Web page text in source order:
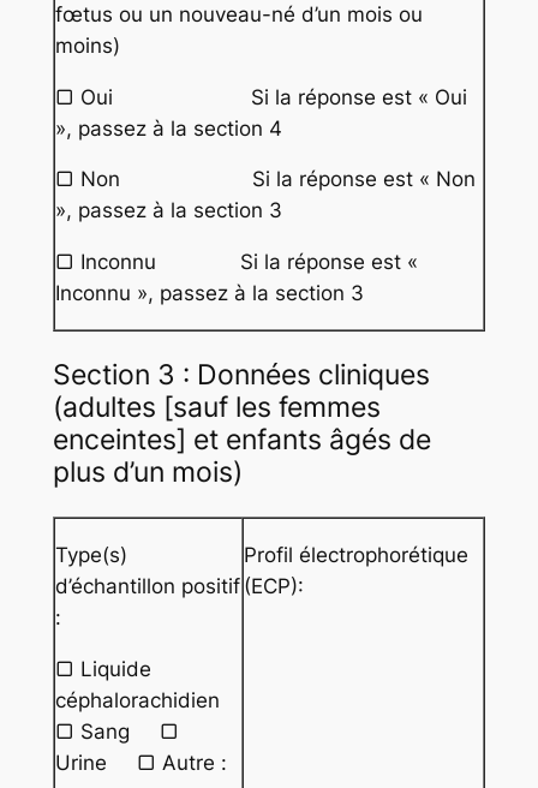
fœtus ou un nouveau-né d’un mois ou
moins)
▢ Oui Si la réponse est « Oui
», passez à la section 4
▢ Non Si la réponse est « Non
», passez à la section 3
▢ Inconnu Si la réponse est «
Inconnu », passez à la section 3
Section 3 : Données cliniques
(adultes [sauf les femmes
enceintes] et enfants âgés de
plus d’un mois)
Type(s)
d’échantillon positif
:
▢ Liquide
céphalorachidien
▢ Sang ▢
Urine ▢ Autre :
Profil électrophorétique
(ECP):